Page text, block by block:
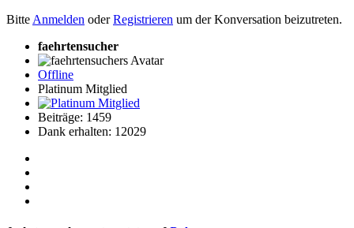
Bitte Anmelden oderRegistrieren um der Konversation beizutreten.
faehrtensucher
Offline
Platinum Mitglied
Beiträge: 1459
Dank erhalten: 12029